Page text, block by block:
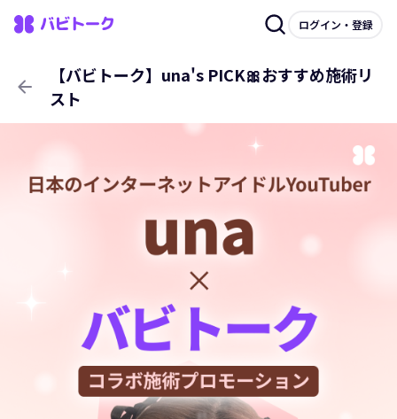
ログイン・登録
arrow_back
【バビトーク】una's PICK🎀おすすめ施術リ
スト